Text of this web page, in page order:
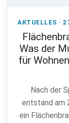
AKTUELLES ·
Was der
für
Nach der
entstand am
ein